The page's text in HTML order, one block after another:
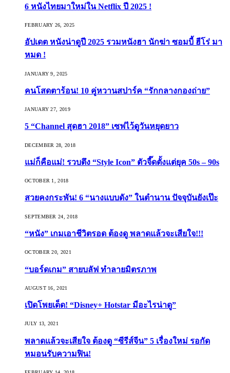
6 หนังไทยมาใหม่ใน Netflix ปี 2025 !
FEBRUARY 26, 2025
อัปเดต หนังน่าดูปี 2025 รวมหนังฮา นักฆ่า ซอมบี้ ฮีโร่ มา
หมด !
JANUARY 9, 2025
คนโสดตาร้อน! 10 คู่หวานสปาร์ค “รักกลางกองถ่าย”
JANUARY 27, 2019
5 “Channel สุดฮา 2018” เซฟไว้ดูวันหยุดยาว
DECEMBER 28, 2018
แม่ก็คือแม่! รวบตึง “Style Icon” ตัวจี๊ดตั้งแต่ยุค 50s – 90s
OCTOBER 1, 2018
สวยคงกระพัน! 6 “นางแบบดัง” ในตำนาน ปัจจุบันยังเป๊ะ
SEPTEMBER 24, 2018
“หนัง” เกมเอาชีวิตรอด ต้องดู พลาดแล้วจะเสียใจ!!!
OCTOBER 20, 2021
“บอร์ดเกม” สายบลัฟ ทำลายมิตรภาพ
AUGUST 16, 2021
เปิดโพยเด็ด! “Disney+ Hotstar มีอะไรน่าดู”
JULY 13, 2021
พลาดแล้วจะเสียใจ ต้องดู “ซีรีส์จีน” 5 เรื่องใหม่ รอกัด
หมอนรับความฟิน!